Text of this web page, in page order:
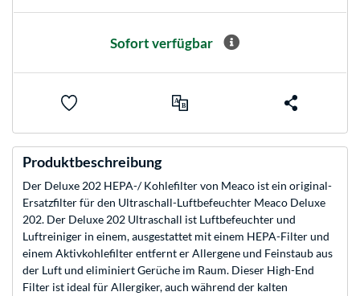
Sofort verfügbar
Produktbeschreibung
Der Deluxe 202 HEPA-/ Kohlefilter von Meaco ist ein original-
Ersatzfilter für den Ultraschall-Luftbefeuchter Meaco Deluxe
202. Der Deluxe 202 Ultraschall ist Luftbefeuchter und
Luftreiniger in einem, ausgestattet mit einem HEPA-Filter und
einem Aktivkohlefilter entfernt er Allergene und Feinstaub aus
der Luft und eliminiert Gerüche im Raum. Dieser High-End
Filter ist ideal für Allergiker, auch während der kalten